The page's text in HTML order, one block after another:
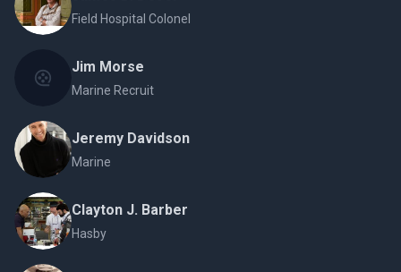
Field Hospital Colonel
Jim Morse
Marine Recruit
Jeremy Davidson
Marine
Clayton J. Barber
Hasby